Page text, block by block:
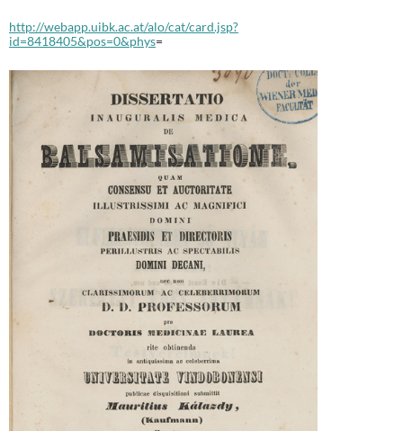
http://webapp.uibk.ac.at/alo/cat/card.jsp?
id=8418405&pos=0&phys=